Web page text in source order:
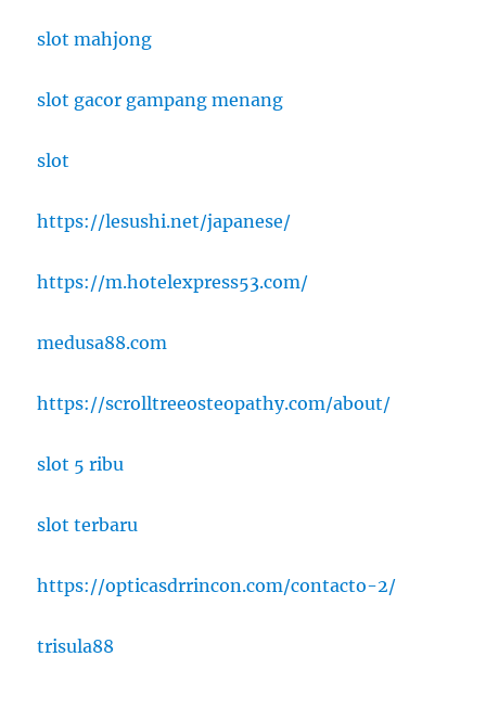
slot mahjong
slot gacor gampang menang
slot
https://lesushi.net/japanese/
https://m.hotelexpress53.com/
medusa88.com
https://scrolltreeosteopathy.com/about/
slot 5 ribu
slot terbaru
https://opticasdrrincon.com/contacto-2/
trisula88